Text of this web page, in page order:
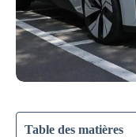
Table des matières